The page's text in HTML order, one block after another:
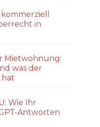
in
Mietwohnung:
was der
Wie Ihr
Antworten